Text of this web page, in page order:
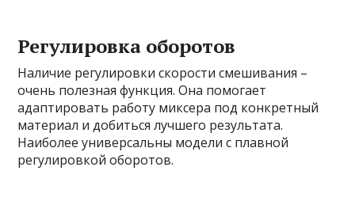
Регулировка оборотов
Наличие регулировки скорости смешивания –
очень полезная функция. Она помогает
адаптировать работу миксера под конкретный
материал и добиться лучшего результата.
Наиболее универсальны модели с плавной
регулировкой оборотов.